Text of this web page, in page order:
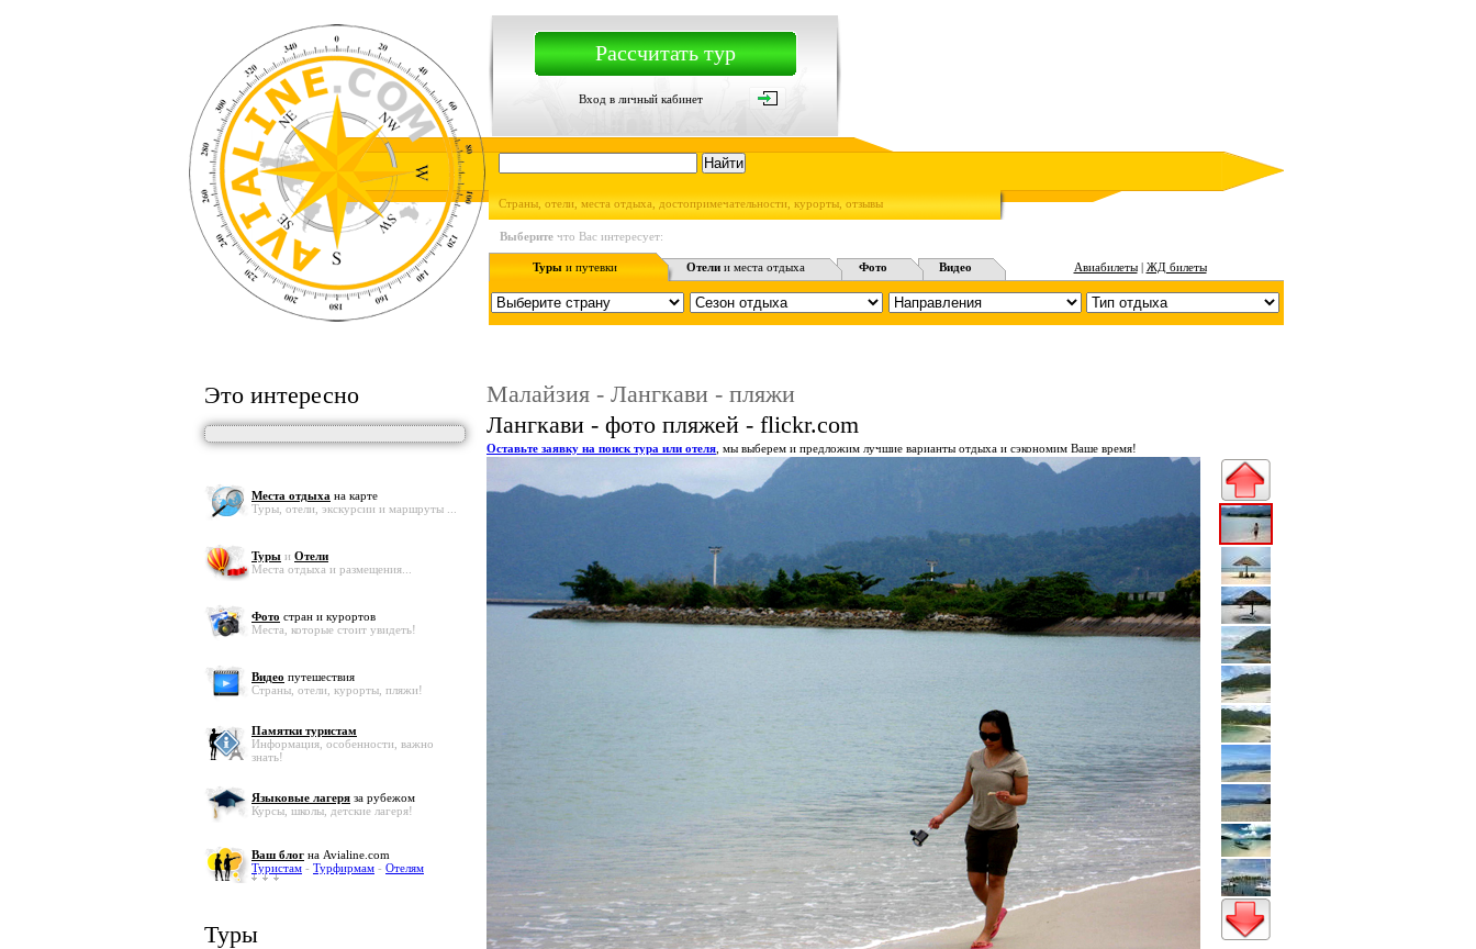
Рассчитать тур
Вход в личный кабинет
Страны, отели, места отдыха, достопримечательности, курорты, отзывы
Выберите что Вас интересует:
Турыи путевки Отели и места отдыха Фото Видео Авиабилеты| ЖД билеты
Это интересно
Места отдыха на карте
Туры, отели, экскурсии и маршруты ...
Туры и Отели
Места отдыха и размещения...
Фото стран и курортов
Места, которые стоит увидеть!
Видео путешествия
Страны, отели, курорты, пляжи!
Памятки туристам
Информация, особенности, важно
знать!
Языковые лагеря за рубежом
Курсы, школы, детские лагеря!
Ваш блог на Avialine.com
Туристам - Турфирмам - Отелям
Туры
Малайзия - Лангкави - пляжи
Лангкави - фото пляжей - flickr.com
Оставьте заявку на поиск тура или отеля , мы выберем и предложим лучшие варианты отдыха и сэкономим Ваше время!